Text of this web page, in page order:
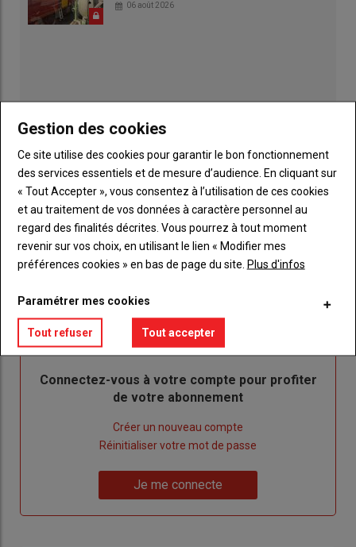
06 août 2026
Sous-
titre
Vous êtes abonné(e)
TITRE IDENTIFIEZ-VOUS
Body
Connectez-vous à votre compte pour profiter
de votre abonnement
Créer un nouveau compte
de
Réinitialiser votre mot de passe
me
Je me connecte
Gestion des cookies
Ce site utilise des cookies pour garantir le bon fonctionnement
des services essentiels et de mesure d’audience. En cliquant sur
« Tout Accepter », vous consentez à l’utilisation de ces cookies
et au traitement de vos données à caractère personnel au
regard des finalités décrites. Vous pourrez à tout moment
revenir sur vos choix, en utilisant le lien « Modifier mes
préférences cookies » en bas de page du site. Plus d'infos
Paramétrer mes cookies
Tout refuser Tout accepter